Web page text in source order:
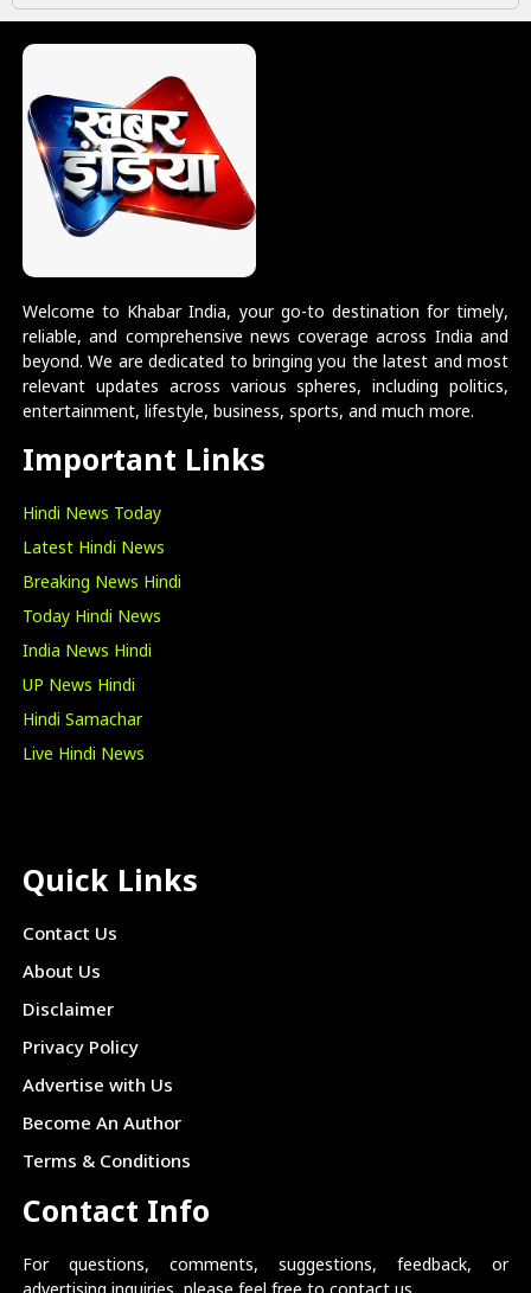
Welcome to Khabar India, your go-to destination for timely,
reliable, and comprehensive news coverage across India and
beyond. We are dedicated to bringing you the latest and most
relevant updates across various spheres, including politics,
entertainment, lifestyle, business, sports, and much more.
Important Links
Hindi News Today
Latest Hindi News
Breaking News Hindi
Today Hindi News
India News Hindi
UP News Hindi
Hindi Samachar
Live Hindi News
Quick Links
Contact Us
About Us
Disclaimer
Privacy Policy
Advertise with Us
Become An Author
Terms & Conditions
Contact Info
For questions, comments, suggestions, feedback, or